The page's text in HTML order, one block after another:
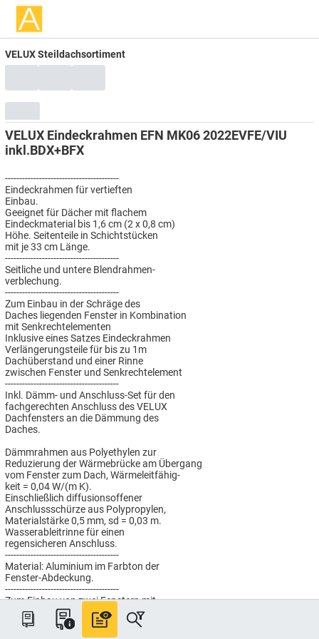
VELUX Steildachsortiment
VELUX Eindeckrahmen EFN MK06 2022EVFE/VIU
inkl.BDX+BFX
----------------------------------------
Eindeckrahmen für vertieften
Einbau.
Geeignet für Dächer mit flachem
Eindeckmaterial bis 1,6 cm (2 x 0,8 cm)
Höhe. Seitenteile in Schichtstücken
mit je 33 cm Länge.
----------------------------------------
Seitliche und untere Blendrahmen-
verblechung.
----------------------------------------
Zum Einbau in der Schräge des
Daches liegenden Fenster in Kombination
mit Senkrechtelementen
Inklusive eines Satzes Eindeckrahmen
Verlängerungsteile für bis zu 1m
Dachüberstand und einer Rinne
zwischen Fenster und Senkrechtelement
----------------------------------------
Inkl. Dämm- und Anschluss-Set für den
fachgerechten Anschluss des VELUX
Dachfensters an die Dämmung des
Daches.
Dämmrahmen aus Polyethylen zur
Reduzierung der Wärmebrücke am Übergang
vom Fenster zum Dach, Wärmeleitfähig-
keit = 0,04 W/(m K).
Einschließlich diffusionsoffener
Anschlussschürze aus Polypropylen,
Materialstärke 0,5 mm, sd = 0,03 m.
Wasserableitrinne für einen
regensicheren Anschluss.
----------------------------------------
Material: Aluminium im Farbton der
Fenster-Abdeckung.
----------------------------------------
Zum Einbau von zwei Fenstern mit
Senkrechtelementen
Abstand zum rechts danebenliegenden